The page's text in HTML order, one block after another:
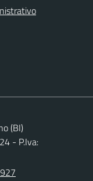
(BI)
- P.Iva: